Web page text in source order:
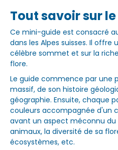
Tout savoir sur
Ce mini-guide est consacré
dans les Alpes suisses. Il offre
célèbre sommet et sur la
flore.
Le guide commence par une
massif, de son histoire
géographie. Ensuite, chaque
couleurs accompagnée d'un
avant un aspect méconnu du
animaux, la diversité de sa
écosystèmes, etc.